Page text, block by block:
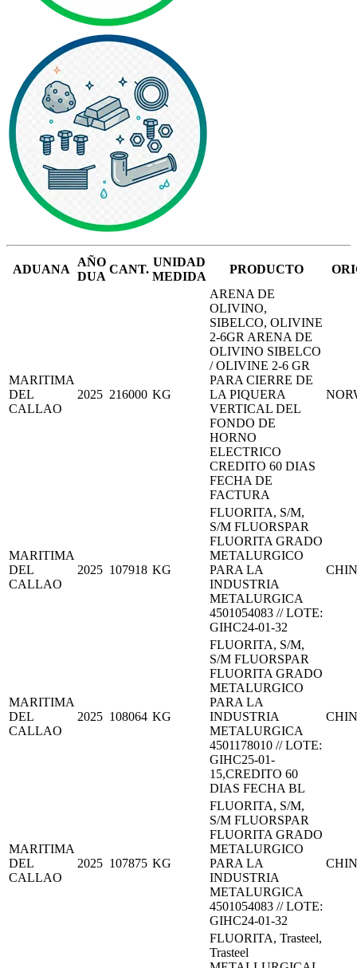
ADUANA
AÑO
DUA
CANT.
UNIDAD
MEDIDA
PRODUCTO
MARITIMA
DEL
CALLAO
2025 216000 KG
ARENA DE
OLIVINO,
SIBELCO, OLIVINE
2-6GR ARENA DE
OLIVINO SIBELCO
/ OLIVINE 2-6 GR
PARA CIERRE DE
LA PIQUERA
VERTICAL DEL
FONDO DE
HORNO
ELECTRICO
CREDITO 60 DIAS
FECHA DE
FACTURA
MARITIMA
DEL
CALLAO
2025 107918 KG
FLUORITA, S/M,
S/M FLUORSPAR
FLUORITA GRADO
METALURGICO
PARA LA
INDUSTRIA
METALURGICA
4501054083 // LOTE:
GIHC24-01-32
MARITIMA
DEL
CALLAO
2025 108064 KG
FLUORITA, S/M,
S/M FLUORSPAR
FLUORITA GRADO
METALURGICO
PARA LA
INDUSTRIA
METALURGICA
4501178010 // LOTE:
GIHC25-01-
15,CREDITO 60
DIAS FECHA BL
MARITIMA
DEL
CALLAO
2025 107875 KG
FLUORITA, S/M,
S/M FLUORSPAR
FLUORITA GRADO
METALURGICO
PARA LA
INDUSTRIA
METALURGICA
4501054083 // LOTE:
GIHC24-01-32
FLUORITA, Trasteel,
Trasteel